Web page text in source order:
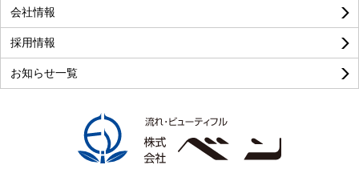
会社情報
採用情報
お知らせ一覧